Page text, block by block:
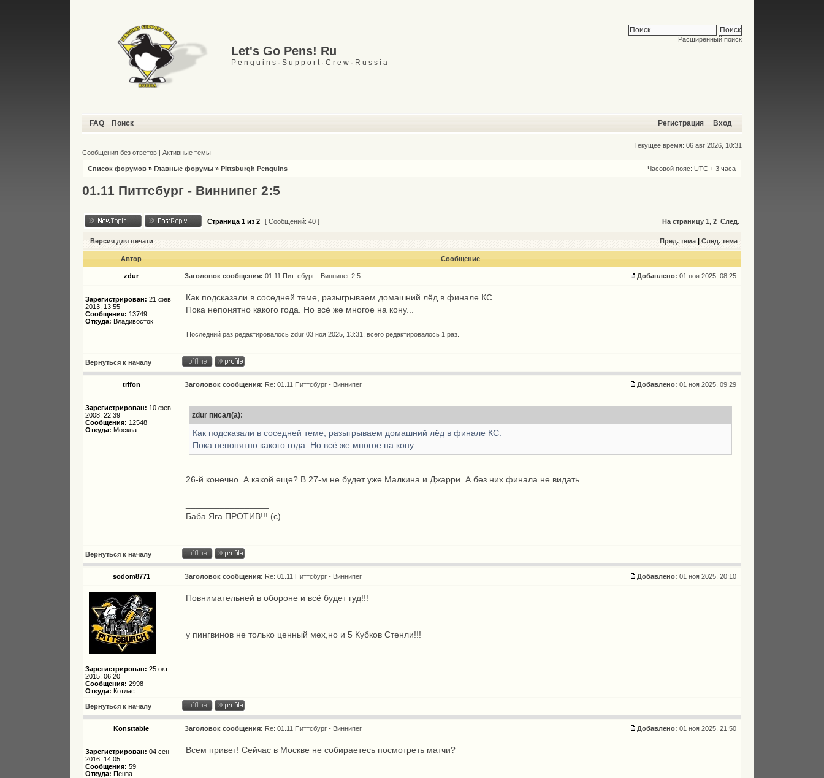
Let's Go Pens! Ru
P e n g u i n s · S u p p o r t · C r e w · R u s s i a
Расширенный поиск
FAQ Поиск Регистрация Вход
Текущее время: 06 авг 2026, 10:31
Сообщения без ответов |Активные темы
Список форумов »Главные форумы »Pittsburgh Penguins Часовой пояс: UTC + 3 часа
01.11 Питтсбург - Виннипег 2:5
Страница1 из2 [ Сообщений: 40 ] На страницу 1,2 След.
Версия для печати Пред. тема |След. тема
Автор Сообщение
zdur Заголовок сообщения: 01.11 Питтсбург - Виннипег 2:5 Добавлено: 01 ноя 2025, 08:25
Зарегистрирован: 21 фев
2013, 13:55
Сообщения: 13749
Откуда: Владивосток
Как подсказали в соседней теме, разыгрываем домашний лёд в финале КС.
Пока непонятно какого года. Но всё же многое на кону...
Последний раз редактировалосьzdur 03 ноя 2025, 13:31, всего редактировалось 1 раз.
Вернуться к началу
trifon Заголовок сообщения: Re: 01.11 Питтсбург - Виннипег Добавлено: 01 ноя 2025, 09:29
Зарегистрирован: 10 фев
2008, 22:39
Сообщения: 12548
Откуда: Москва
zdur писал(а):
Как подсказали в соседней теме, разыгрываем домашний лёд в финале КС.
Пока непонятно какого года. Но всё же многое на кону...
26-й конечно. А какой еще? В 27-м не будет уже Малкина и Джарри. А без них финала не видать
Баба Яга ПРОТИВ!!! (с)
Вернуться к началу
sodom8771 Заголовок сообщения: Re: 01.11 Питтсбург - Виннипег Добавлено: 01 ноя 2025, 20:10
Зарегистрирован: 25 окт
2015, 06:20
Сообщения: 2998
Откуда: Котлас
Повнимательней в обороне и всё будет гуд!!!
у пингвинов не только ценный мех,но и 5 Кубков Стенли!!!
Вернуться к началу
Konsttable Заголовок сообщения: Re: 01.11 Питтсбург - Виннипег Добавлено: 01 ноя 2025, 21:50
Зарегистрирован: 04 сен
2016, 14:05
Сообщения: 59
Откуда: Пенза
Всем привет! Сейчас в Москве не собираетесь посмотреть матчи?